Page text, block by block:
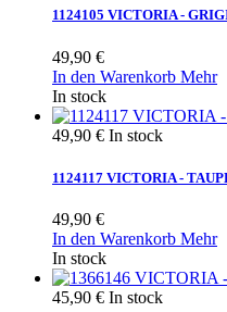
1124105 VICTORIA -
49,90 €
In den Warenkorb Mehr
In stock
49,90 € In stock
1124117 VICTORIA -
49,90 €
In den Warenkorb Mehr
In stock
45,90 € In stock